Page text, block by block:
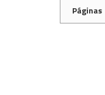
Páginas